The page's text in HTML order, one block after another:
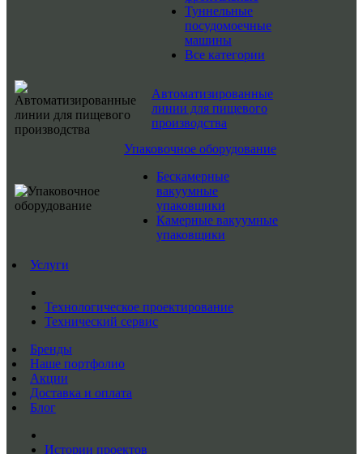
Туннельные
посудомоечные
машины
Все категории
Автоматизированные
линии для пищевого
производства
Упаковочное оборудование
Бескамерные
вакуумные
упаковщики
Камерные вакуумные
упаковщики
Услуги
Технологическое проектирование
Технический сервис
Бренды
Наше портфолио
Акции
Доставка и оплата
Блог
Истории проектов